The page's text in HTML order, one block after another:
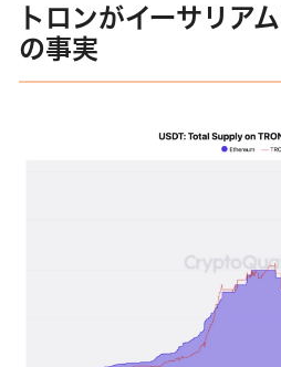
トロンがイーサリア
の事実